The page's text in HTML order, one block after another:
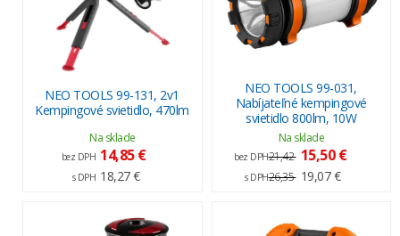
NEO TOOLS 99-131, 2v1
Kempingové svietidlo, 470lm
Na sklade
bez DPH 14,85 €
s DPH 18,27 €
NEO TOOLS 99-031,
Nabíjateľné kempingové
svietidlo 800lm, 10W
Na sklade
bez DPH21,42 15,50 €
s DPH26,35 19,07 €